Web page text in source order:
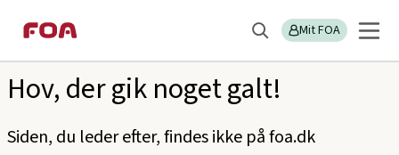
til
hovedindhold
til
hovedmenu
Søg Mit FOA
menu
404
Hov, der gik noget galt!
Siden, du leder efter, findes ikke på foa.dk